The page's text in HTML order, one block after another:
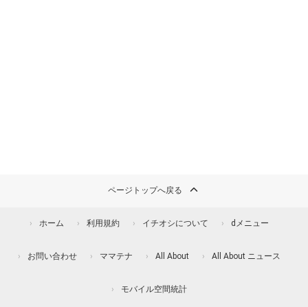
ページトップへ戻る
ホーム 利用規約 イチオシについて dメニュー
お問い合わせ ママテナ All About All About ニュース
モバイル空間統計